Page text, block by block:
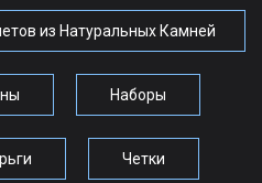
из Натуральных Камней
Наборы
Четки